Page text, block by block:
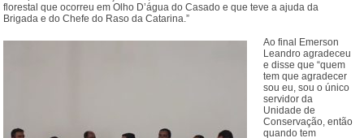
florestal que ocorreu em Olho D’água do Casado e que teve a ajuda da
Brigada e do Chefe do Raso da Catarina.”
Ao final Emerson
Leandro agradeceu
e disse que “quem
tem que agradecer
sou eu, sou o único
servidor da
Unidade de
Conservação, então
quando tem